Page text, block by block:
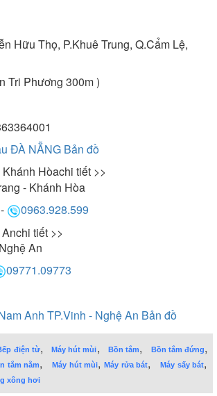
Hữu Thọ, P.Khuê Trung, Q.Cẩm Lệ,
Tri Phương 300m )
ĐÀ NẴNG Bản đồ
Hòachi tiết >>
- Khánh Hòa
-
0963.928.599
chi tiết >>
An
09771.09773
Anh TP.Vinh - Nghệ An Bản đồ
điện từ,Máy hút mùi, Bồn tắm, Bồn tắm đứng,
tắm nằm,Máy hút mùi,Máy rửa bát,Máy sấy bát,
xông hơi